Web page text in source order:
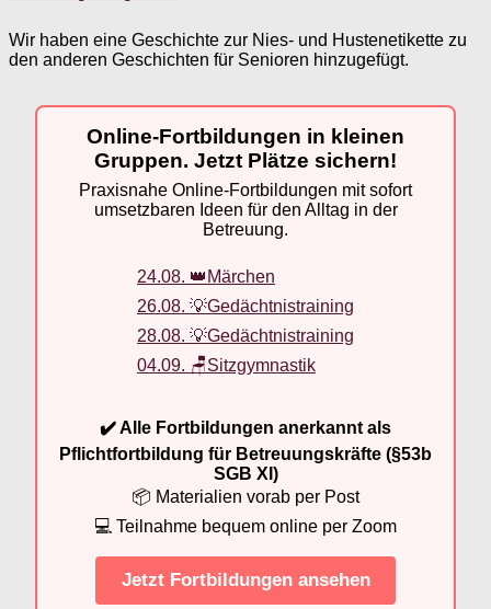
Wir haben eine Geschichte zur Nies- und Hustenetikette zu
den anderen Geschichten für Senioren hinzugefügt.
Online-Fortbildungen in kleinen
Gruppen. Jetzt Plätze sichern!
Praxisnahe Online-Fortbildungen mit sofort
umsetzbaren Ideen für den Alltag in der
Betreuung.
24.08. 👑Märchen
26.08. 💡Gedächtnistraining
28.08. 💡Gedächtnistraining
04.09. 🪑Sitzgymnastik
✔️ Alle Fortbildungen anerkannt als
Pflichtfortbildung für Betreuungskräfte (§53b
SGB XI)
📦 Materialien vorab per Post
💻 Teilnahme bequem online per Zoom
Jetzt Fortbildungen ansehen